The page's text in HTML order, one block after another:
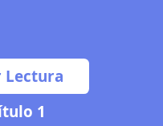
Lectura
1